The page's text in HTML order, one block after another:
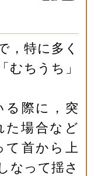
，特に多く
むちうち」
る際に，突
た場合など
て首から上
なって揺さ